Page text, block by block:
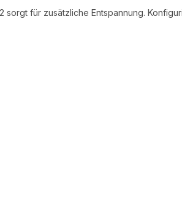
für zusätzliche Entspannung.